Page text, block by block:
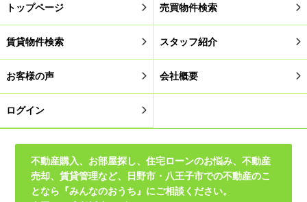
トップページ 売買物件検索
賃貸物件検索 スタッフ紹介
お客様の声 会社概要
ログイン
不動産購入、お部屋探し、住宅ローンのお悩み、不動産
売却、賃貸管理など、日野市・八王子市での不動産のこ
となら『みんなのおうち』にご相談ください。